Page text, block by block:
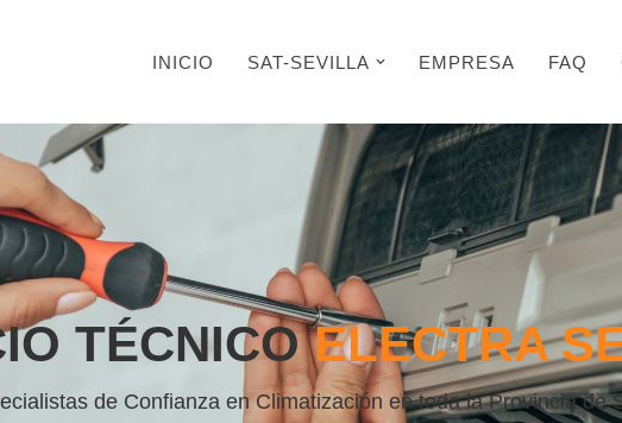
INICIO SAT-SEVILLA EMPRESA FAQ
TÉCNICO ELECTRA
de Confianza en Climatización en toda la Provincia de